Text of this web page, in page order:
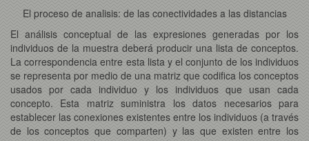
El proceso de analisis: de las conectividades a las distancias
El análisis conceptual de las expresiones generadas por los
individuos de la muestra deberá producir una lista de conceptos.
La correspondencia entre esta lista y el conjunto de los individuos
se representa por medio de una matriz que codifica los conceptos
usados por cada individuo y los individuos que usan cada
concepto. Esta matriz suministra los datos necesarios para
establecer las conexiones existentes entre los individuos (a través
de los conceptos que comparten) y las que existen entre los